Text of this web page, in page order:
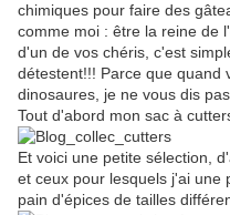
chimiques pour faire des
comme moi : être la reine de
d'un de vos chéris, c'est
détestent!!! Parce que quand
dinosaures, je ne vous dis
Tout d'abord mon sac à
Et voici une petite sélection,
et ceux pour lesquels j'ai une
pain d'épices de tailles